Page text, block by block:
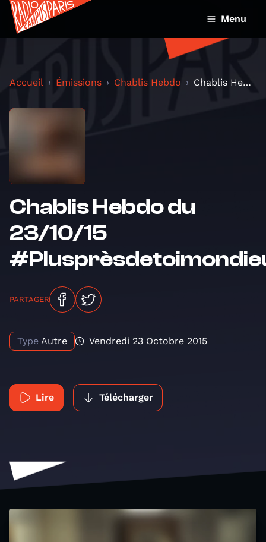
Menu
Accueil Émissions Chablis Hebdo Chablis Hebdo du 23/10/15 #Plusprèsdetoimondieu.
Chablis Hebdo du
23/10/15
PARTAGER
Type Autre Vendredi 23 Octobre 2015
Lire Télécharger